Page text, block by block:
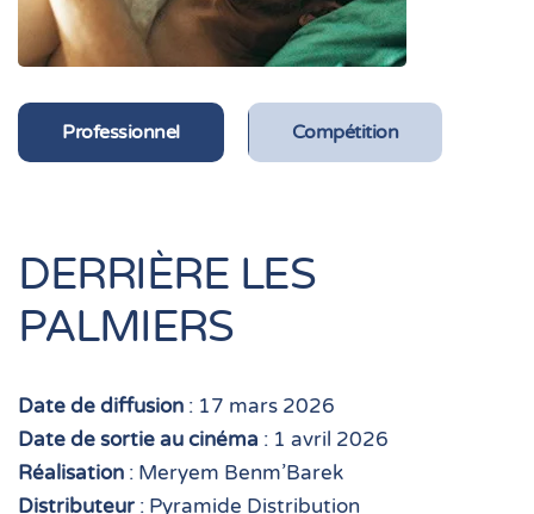
Professionnel Compétition
DERRIÈRE LES
PALMIERS
Date de diffusion : 17 mars 2026
Date de sortie au cinéma : 1 avril 2026
Réalisation : Meryem Benm’Barek
Distributeur : Pyramide Distribution